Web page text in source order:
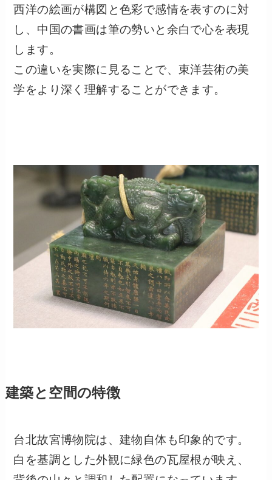
西洋の絵画が構図と色彩で感情を表すのに対
し、中国の書画は筆の勢いと余白で心を表現
します。
この違いを実際に見ることで、東洋芸術の美
学をより深く理解することができます。
建築と空間の特徴
台北故宮博物院は、建物自体も印象的です。
白を基調とした外観に緑色の瓦屋根が映え、